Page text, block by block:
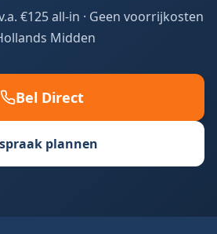
€125 all-in · Geen voorrijkosten
Midden
Bel Direct
plannen